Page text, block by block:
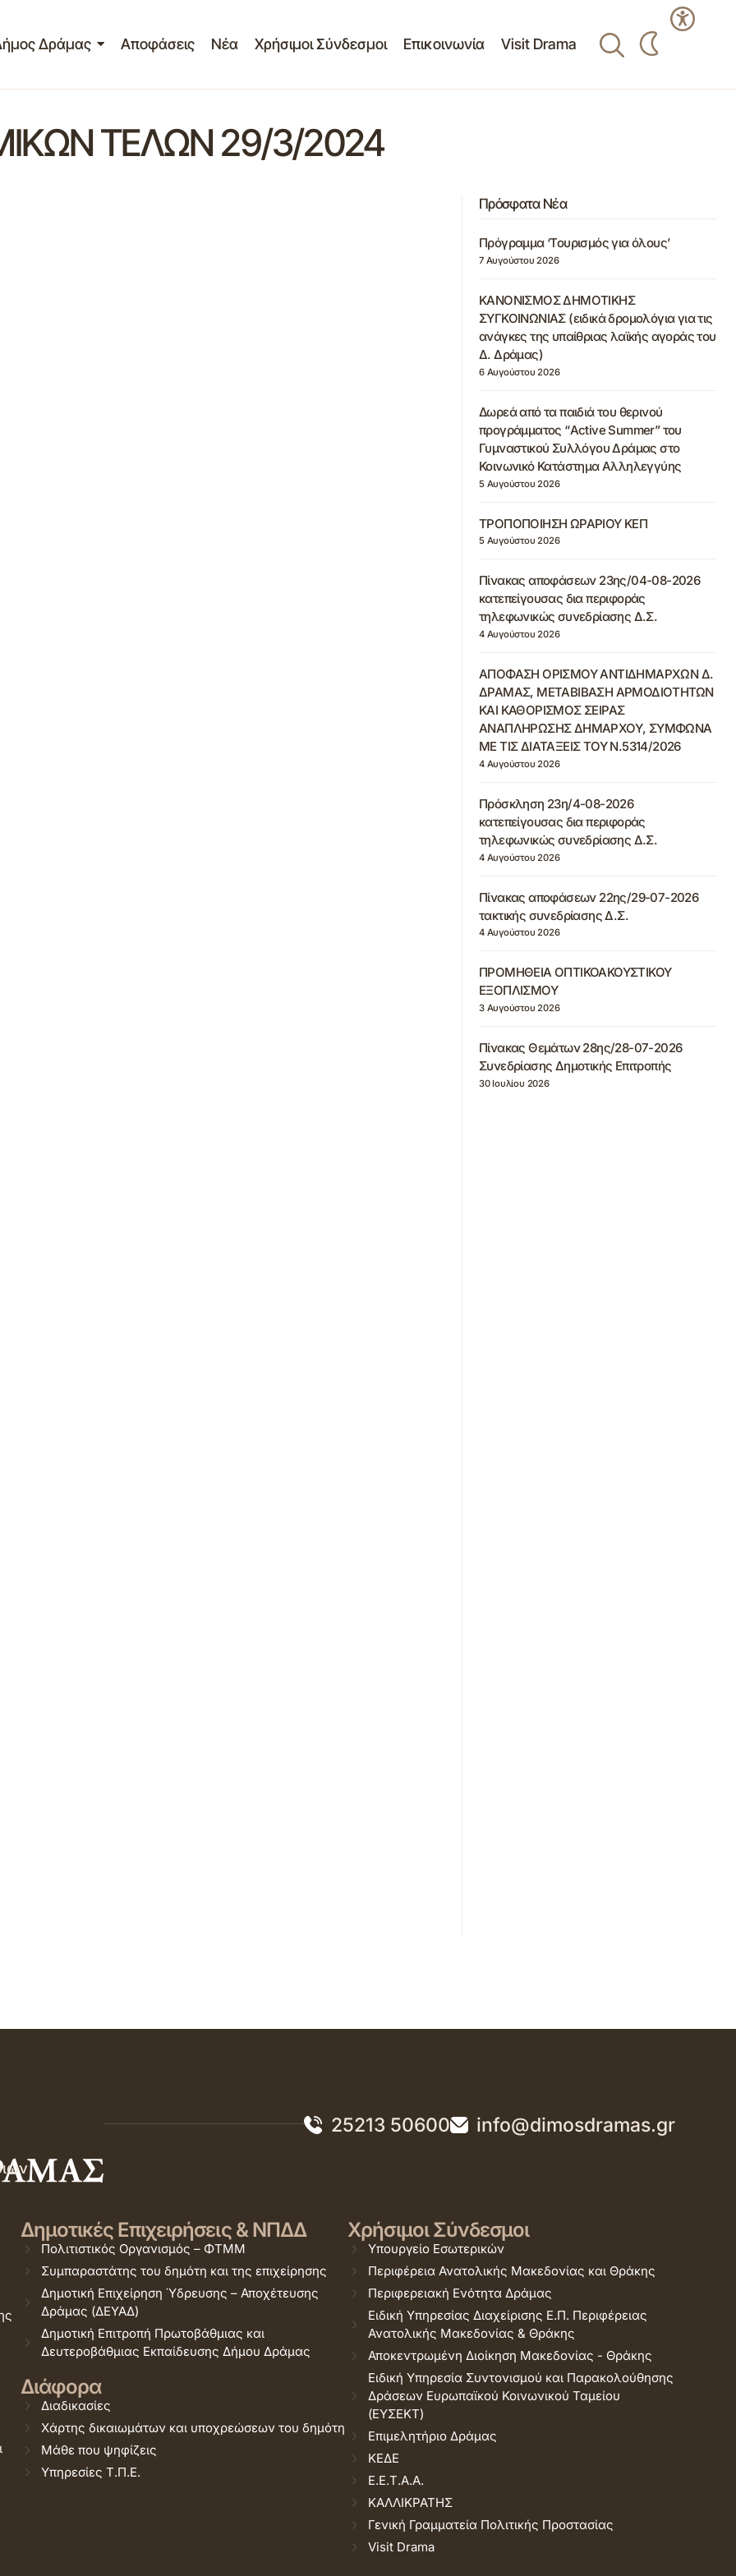
Δράμας Αποφάσεις Νέα Χρήσιμοι Σύνδεσμοι Επικοινωνία Visit Drama
ΤΕΛΩΝ 29/3/2024
Πρόσφατα Νέα
Πρόγραμμα ‘Τουρισμός για όλους’
7 Αυγούστου 2026
ΚΑΝΟΝΙΣΜΟΣ ΔΗΜΟΤΙΚΗΣ
ΣΥΓΚΟΙΝΩΝΙΑΣ (ειδικά δρομολόγια για τις
ανάγκες της υπαίθριας λαϊκής αγοράς του
Δ. Δράμας)
6 Αυγούστου 2026
Δωρεά από τα παιδιά του θερινού
προγράμματος “Active Summer” του
Γυμναστικού Συλλόγου Δράμας στο
Κοινωνικό Κατάστημα Αλληλεγγύης
5 Αυγούστου 2026
ΤΡΟΠΟΠΟΙΗΣΗ ΩΡΑΡΙΟΥ ΚΕΠ
5 Αυγούστου 2026
Πίνακας αποφάσεων 23ης/04-08-2026
κατεπείγουσας δια περιφοράς
τηλεφωνικώς συνεδρίασης Δ.Σ.
4 Αυγούστου 2026
ΑΠΟΦΑΣΗ ΟΡΙΣΜΟΥ ΑΝΤΙΔΗΜΑΡΧΩΝ Δ.
ΔΡΑΜΑΣ, ΜΕΤΑΒΙΒΑΣΗ ΑΡΜΟΔΙΟΤΗΤΩΝ
ΚΑΙ ΚΑΘΟΡΙΣΜΟΣ ΣΕΙΡΑΣ
ΑΝΑΠΛΗΡΩΣΗΣ ΔΗΜΑΡΧΟΥ, ΣΥΜΦΩΝΑ
ΜΕ ΤΙΣ ΔΙΑΤΑΞΕΙΣ ΤΟΥ Ν.5314/2026
4 Αυγούστου 2026
Πρόσκληση 23η/4-08-2026
κατεπείγουσας δια περιφοράς
τηλεφωνικώς συνεδρίασης Δ.Σ.
4 Αυγούστου 2026
Πίνακας αποφάσεων 22ης/29-07-2026
τακτικής συνεδρίασης Δ.Σ.
4 Αυγούστου 2026
ΠΡΟΜΗΘΕΙΑ ΟΠΤΙΚΟΑΚΟΥΣΤΙΚΟΥ
ΕΞΟΠΛΙΣΜΟΥ
3 Αυγούστου 2026
Πίνακας Θεμάτων 28ης/28-07-2026
Συνεδρίασης Δημοτικής Επιτροπής
30 Ιουλίου 2026
25213 50600 info@dimosdramas.gr
Δημοτικές Επιχειρήσεις & ΝΠΔΔ
Πολιτιστικός Οργανισμός – ΦΤΜΜ
Συμπαραστάτης του δημότη και της επιχείρησης
Δημοτική Επιχείρηση Ύδρευσης – Αποχέτευσης
Δράμας (ΔΕΥΑΔ)
Δημοτική Επιτροπή Πρωτοβάθμιας και
Δευτεροβάθμιας Εκπαίδευσης Δήμου Δράμας
Διάφορα
Διαδικασίες
Χάρτης δικαιωμάτων και υποχρεώσεων του δημότη
Μάθε που ψηφίζεις
Υπηρεσίες Τ.Π.Ε.
Χρήσιμοι Σύνδεσμοι
Υπουργείο Εσωτερικών
Περιφέρεια Ανατολικής Μακεδονίας και Θράκης
Περιφερειακή Ενότητα Δράμας
Ειδική Υπηρεσίας Διαχείρισης Ε.Π. Περιφέρειας
Ανατολικής Μακεδονίας & Θράκης
Αποκεντρωμένη Διοίκηση Μακεδονίας - Θράκης
Ειδική Υπηρεσία Συντονισμού και Παρακολούθησης
Δράσεων Ευρωπαϊκού Κοινωνικού Ταμείου
(ΕΥΣΕΚΤ)
Επιμελητήριο Δράμας
ΚΕΔΕ
Ε.Ε.Τ.Α.Α.
ΚΑΛΛΙΚΡΑΤΗΣ
Γενική Γραμματεία Πολιτικής Προστασίας
Visit Drama